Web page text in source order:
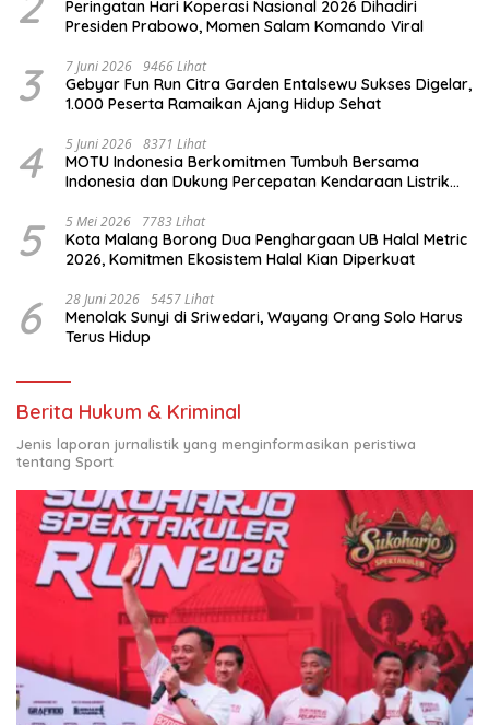
Peringatan Hari Koperasi Nasional 2026 Dihadiri
Presiden Prabowo, Momen Salam Komando Viral
3 7 Juni 2026 9466 Lihat
Gebyar Fun Run Citra Garden Entalsewu Sukses Digelar,
1.000 Peserta Ramaikan Ajang Hidup Sehat
4 5 Juni 2026 8371 Lihat
MOTU Indonesia Berkomitmen Tumbuh Bersama
Indonesia dan Dukung Percepatan Kendaraan Listrik
5 5 Mei 2026 7783 Lihat
Kota Malang Borong Dua Penghargaan UB Halal Metric
2026, Komitmen Ekosistem Halal Kian Diperkuat
6 28 Juni 2026 5457 Lihat
Menolak Sunyi di Sriwedari, Wayang Orang Solo Harus
Terus Hidup
Berita Hukum & Kriminal
Jenis laporan jurnalistik yang menginformasikan peristiwa
tentang Sport